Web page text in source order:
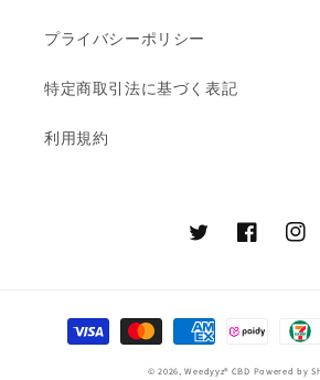
プライバシーポリシー
特定商取引法に基づく表記
利用規約
TwitterFacebook
決
済
© 2026,Weedyyz®︎ CBD Powered by